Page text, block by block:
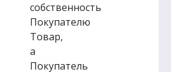
собственность
Покупателю
Товар,
а
Покупатель